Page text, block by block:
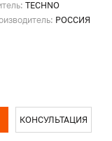
TECHNO
РОССИЯ
КОНСУЛЬТАЦИЯ